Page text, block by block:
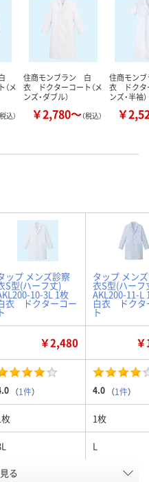
メ
税込）
住商モンブラン 白
衣 ドクターコート（メ
ンズ・ダブル）
￥2,780～（税込）
住商モン
衣 ドクタ
ンズ・半袖）
￥
ップ メンズ診察
S型(ハーフ丈)
10-3L 1枚
衣 ドクターコー
タップ メン
衣S型(ハーフ
AKL200-11-
白衣 ドクタ
ト
￥2,480
（1件） 4.0 （1件）
1枚
L
ワイト サックスブ
る